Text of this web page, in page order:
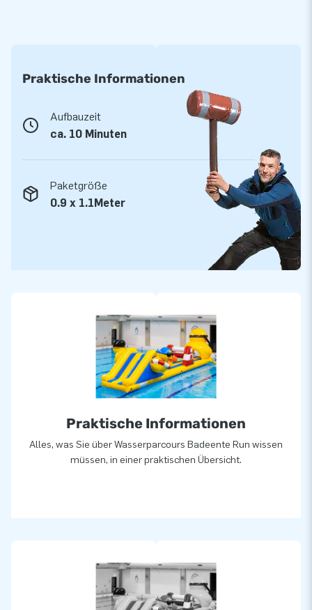
Praktische Informationen
Aufbauzeit
ca. 10 Minuten
Paketgröße
0.9 x 1.1Meter
Praktische Informationen
Alles, was Sie über Wasserparcours Badeente Run wissen
müssen, in einer praktischen Übersicht.